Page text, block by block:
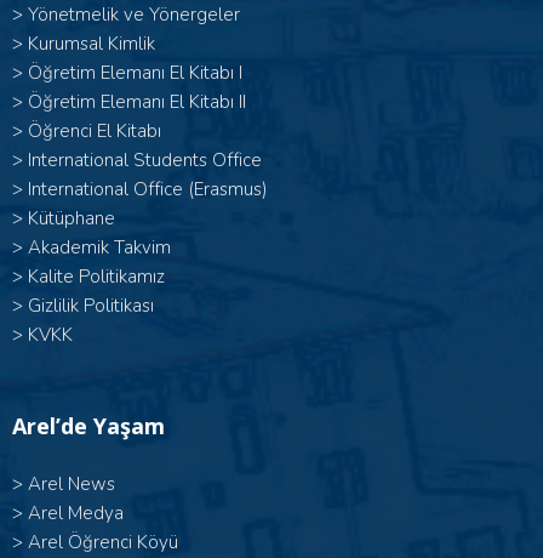
> Yönetmelik ve Yönergeler
> Kurumsal Kimlik
> Öğretim Elemanı El Kitabı I
> Öğretim Elemanı El Kitabı II
> Öğrenci El Kitabı
> International Students Office
> International Office (Erasmus)
> Kütüphane
> Akademik Takvim
> Kalite Politikamız
> Gizlilik Politikası
> KVKK
Arel’de Yaşam
> Arel News
> Arel Medya
> Arel Öğrenci Köyü